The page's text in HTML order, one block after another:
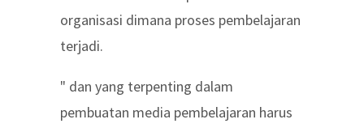
organisasi dimana proses pembelajaran
terjadi.
" dan yang terpenting dalam
pembuatan media pembelajaran harus